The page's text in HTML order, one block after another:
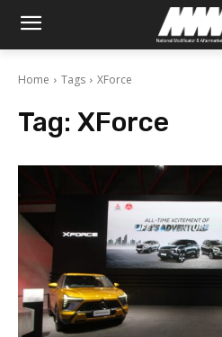
Home Tags XForce
Tag: XForce